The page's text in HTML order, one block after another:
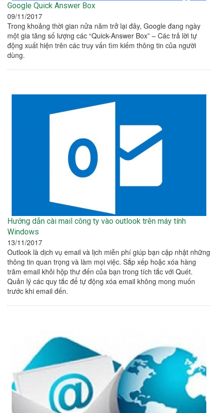
Google Quick Answer Box
09/11/2017
Trong khoảng thời gian nửa năm trở lại đây, Google đang ngày
một gia tăng số lượng các “Quick-Answer Box” – Các trả lời tự
động xuất hiện trên các truy vấn tìm kiếm thông tin của người
dùng.
Hướng dẫn cài mail công ty vào outlook trên máy tính
Windows
13/11/2017
Outlook là dịch vụ email và lịch miễn phí giúp bạn cập nhật những
thông tin quan trọng và làm mọi việc. Sắp xếp hoặc xóa hàng
trăm email khỏi hộp thư đến của bạn trong tích tắc với Quét.
Quản lý các quy tắc để tự động xóa email không mong muốn
trước khi email đến.